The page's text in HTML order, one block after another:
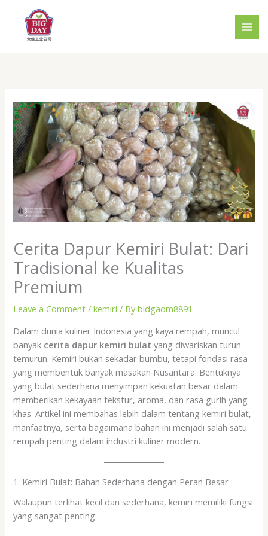
content
Cerita Dapur Kemiri Bulat: Dari
Tradisional ke Kualitas
Premium
Leave a Comment /kemiri / Bybidgadm8891
Dalam dunia kuliner Indonesia yang kaya rempah, muncul
banyak cerita dapur kemiri bulat yang diwariskan turun-
temurun. Kemiri bukan sekadar bumbu, tetapi fondasi rasa
yang membentuk banyak masakan Nusantara. Bentuknya
yang bulat sederhana menyimpan kekuatan besar dalam
memberikan kekayaan tekstur, aroma, dan rasa gurih yang
khas. Artikel ini membahas lebih dalam tentang kemiri bulat,
manfaatnya, serta bagaimana bahan ini menjadi salah satu
rempah penting dalam industri kuliner modern.
1. Kemiri Bulat: Bahan Sederhana dengan Peran Besar
Walaupun terlihat kecil dan sederhana, kemiri memiliki fungsi
yang sangat penting: